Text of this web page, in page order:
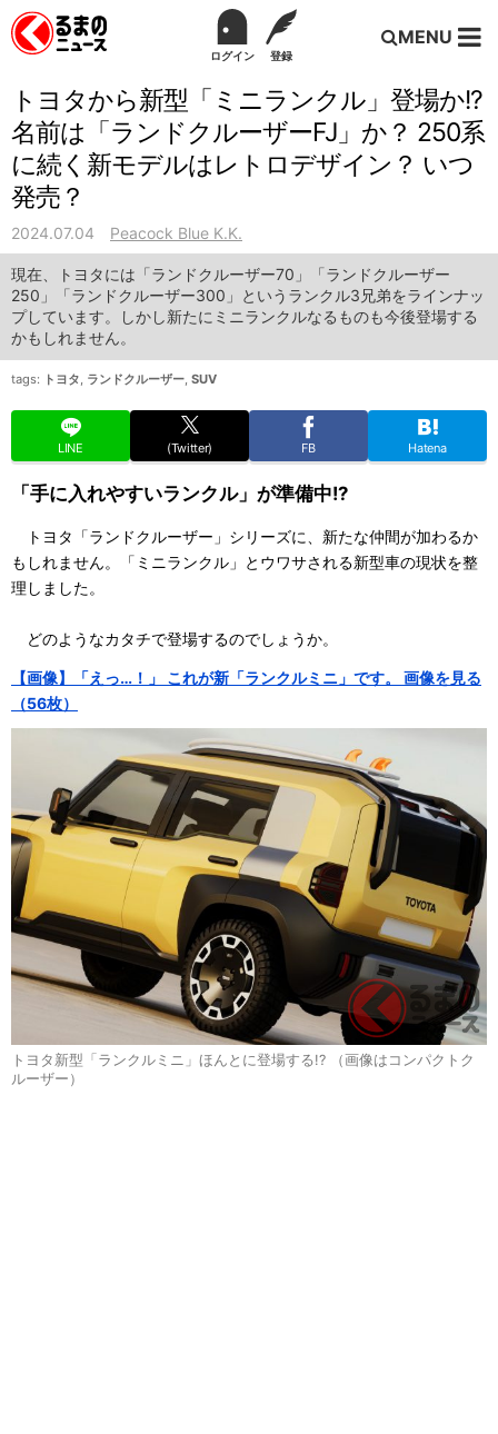
ログイン 登録
MENU
トヨタから新型「ミニランクル」登場か!?
名前は「ランドクルーザーFJ」か？ 250系
に続く新モデルはレトロデザイン？ いつ
発売？
2024.07.04 Peacock Blue K.K.
現在、トヨタには「ランドクルーザー70」「ランドクルーザー
250」「ランドクルーザー300」というランクル3兄弟をラインナッ
プしています。しかし新たにミニランクルなるものも今後登場する
かもしれません。
tags: トヨタ, ランドクルーザー, SUV
LINE (Twitter) FB Hatena
「手に入れやすいランクル」が準備中!?
トヨタ「ランドクルーザー」シリーズに、新たな仲間が加わるか
もしれません。「ミニランクル」とウワサされる新型車の現状を整
理しました。
どのようなカタチで登場するのでしょうか。
【画像】「えっ…！」 これが新「ランクルミニ」です。 画像を見る
（56枚）
トヨタ新型「ランクルミニ」ほんとに登場する!? （画像はコンパクトク
ルーザー）